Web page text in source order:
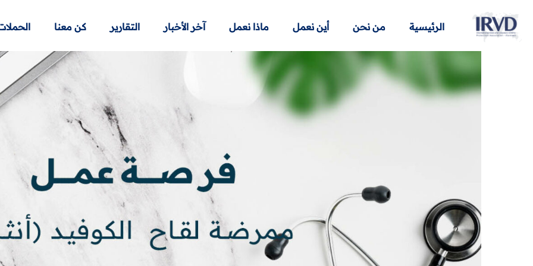
الرئيسية من نحن أين نعمل ماذا نعمل آخر الأخبار التقارير كن معنا